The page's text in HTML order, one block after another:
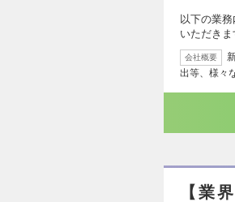
以下の業
いただき
会社概要
出等、様々
【業